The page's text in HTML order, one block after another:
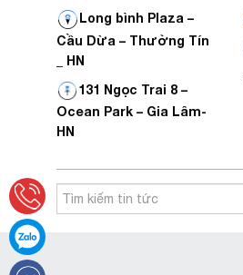
Long bình Plaza –
Cầu Dừa – Thường Tín
_ HN
131 Ngọc Trai 8 –
Ocean Park – Gia Lâm-
HN